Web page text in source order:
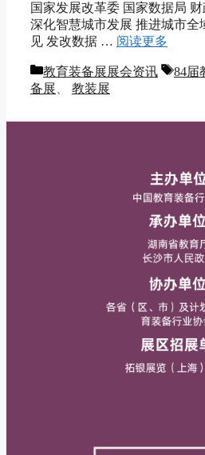
国家发展改革委 国家数据局
深化智慧城市发展 推进城市全
见 发改数据 … 阅读更多
分
类
教育装备展展会资讯
标
84届
备展
教装展